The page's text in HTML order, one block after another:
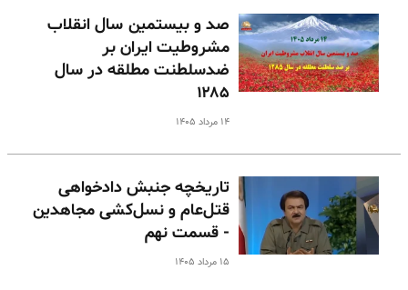
صد و بیستمین سال انقلاب
مشروطیت ایران بر
ضدسلطنت مطلقه در سال
۱۲۸۵
۱۴ مرداد ۱۴۰۵
تاریخچه جنبش دادخواهی
قتل‌عام و نسل‌کشی مجاهدین
- قسمت نهم
۱۵ مرداد ۱۴۰۵